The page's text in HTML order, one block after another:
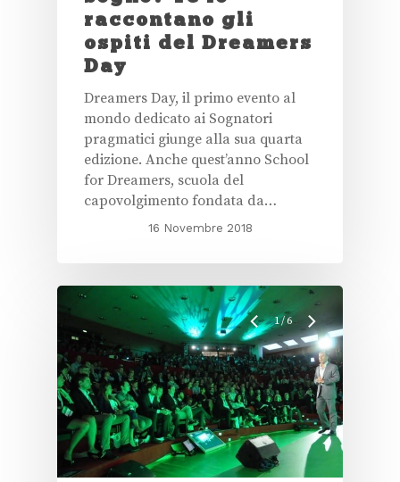
raccontano gli
ospiti del Dreamers
Day
Dreamers Day, il primo evento al
mondo dedicato ai Sognatori
pragmatici giunge alla sua quarta
edizione. Anche quest’anno School
for Dreamers, scuola del
capovolgimento fondata da…
16 Novembre 2018
1/6